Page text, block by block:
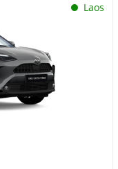
Laos